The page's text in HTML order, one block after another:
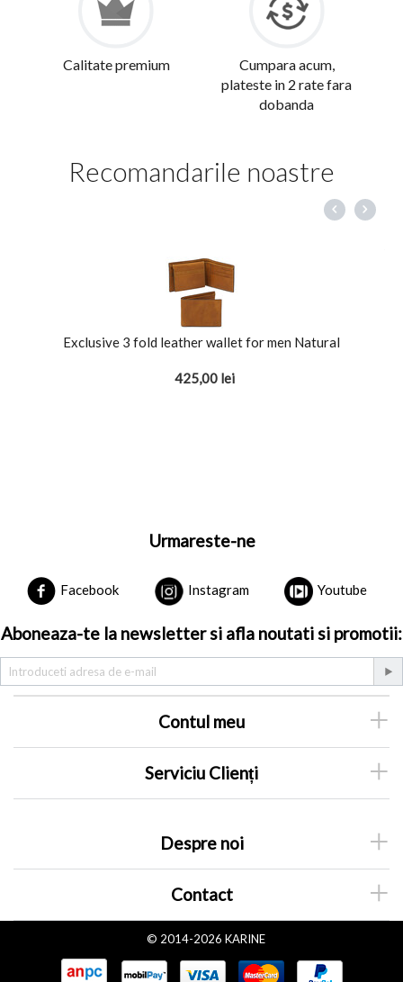
Calitate premium
Cumpara acum,
plateste in 2 rate fara
dobanda
Recomandarile noastre
Exclusive 3 fold leather wallet for men Natural
425,00 lei
Urmareste-ne
Facebook Instagram Youtube
Aboneaza-te la newsletter si afla noutati si promotii:
Contul meu
Serviciu Clienți
Despre noi
Contact
© 2014-2026 KARINE